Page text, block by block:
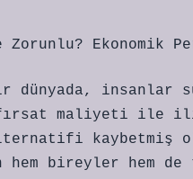
Zorunlu? Ekonomik
dünyada, insanlar
fırsat maliyeti ile
kaybetmiş
bireyler hem de